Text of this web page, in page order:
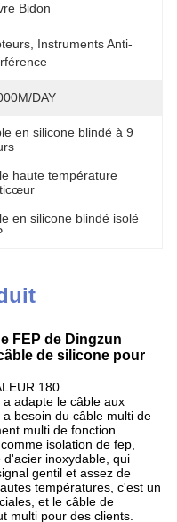
Bidon
Instruments Anti-
DAY
en silicone blindé à 9
haute température
en silicone blindé isolé
FEP de Dingzun
de silicone pour
180
adapte le câble aux
besoin du câble multi de
multi de fonction.
isolation de fep,
inoxydable, qui
gentil et assez de
températures, c'est un
et le câble de
multi pour des clients.